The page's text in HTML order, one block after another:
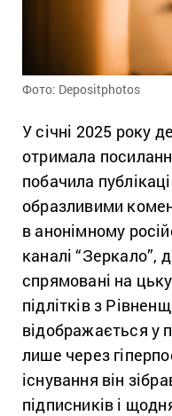
Фото: Depositphotos
У січні 2025 року
отримала
побачила
образливими
в анонімному
каналі “Зеркало”,
спрямовані на
підлітків з
відображається у
лише через
існування він
підписників і